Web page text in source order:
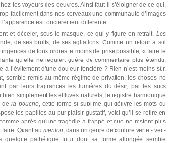
les voyeurs des oeuvres. Ainsi faut-il s’éloigner de ce qui,
facilement dans nos cerveaux une communauté d’images
est foncièrement différente.
et déceler, sous le masque, ce qui y figure en retrait. Les
de ses bruits, de ses agitations. Comme un retour à soi
de tous ordres le moins de prise possible, « faire le
qu’elle ne requiert guère de commentaire plus étendu.
l’évitement d’une douleur foncière ? Rien n’est moins sûr.
semble remis au même régime de privation, les choses ne
par leurs fragrances les lumières du désir, par les sucs
simplement les effluves naturels, le registre harmonique
dela bouche, cette forme si sublime qui délivre les mots du
les papilles au pur plaisir gustatif, voici qu’il se retire en
après qu’une tragédie a frappé et que ne restent plus
faire. Quant au menton, dans un genre de coulure verte - vert-
pathétique futur dont sa forme allongée semble